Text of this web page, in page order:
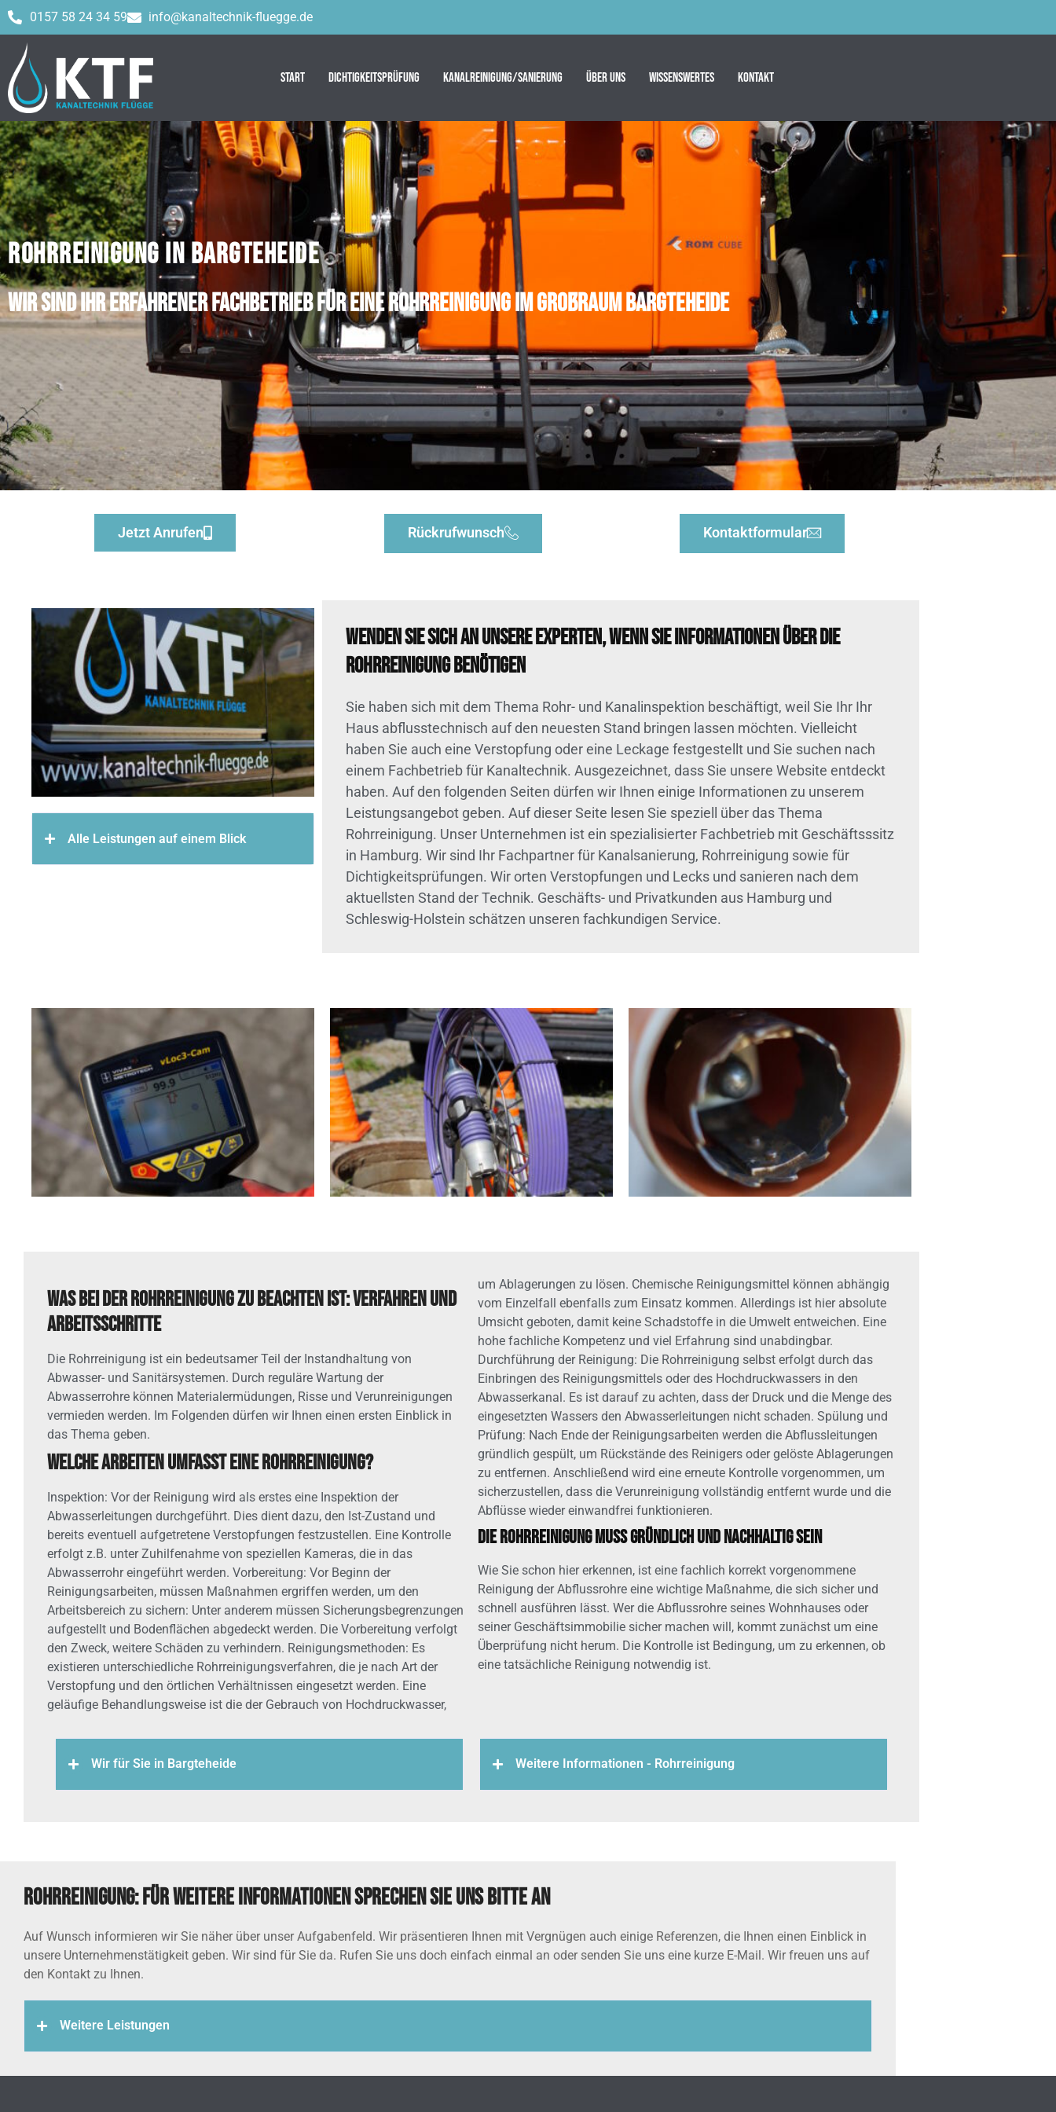
0157 58 24 34 59 info@kanaltechnik-fluegge.de
Start Dichtigkeitsprüfung Kanalreinigung/Sanierung Über uns Wissenswertes Kontakt
ROHRREINIGUNG IN BARGTEHEIDE
Wir sind Ihr erfahrener Fachbetrieb für eine Rohrreinigung im Großraum Bargteheide
Jetzt Anrufen Rückrufwunsch Kontaktformular
Alle Leistungen auf einem Blick
Wenden Sie sich an unsere Experten, wenn Sie Informationen über die
Rohrreinigung benötigen
Sie haben sich mit dem Thema Rohr- und Kanalinspektion beschäftigt, weil Sie Ihr Ihr
Haus abflusstechnisch auf den neuesten Stand bringen lassen möchten. Vielleicht
haben Sie auch eine Verstopfung oder eine Leckage festgestellt und Sie suchen nach
einem Fachbetrieb für Kanaltechnik. Ausgezeichnet, dass Sie unsere Website entdeckt
haben. Auf den folgenden Seiten dürfen wir Ihnen einige Informationen zu unserem
Leistungsangebot geben. Auf dieser Seite lesen Sie speziell über das Thema
Rohrreinigung. Unser Unternehmen ist ein spezialisierter Fachbetrieb mit Geschäftsssitz
in Hamburg. Wir sind Ihr Fachpartner für Kanalsanierung, Rohrreinigung sowie für
Dichtigkeitsprüfungen. Wir orten Verstopfungen und Lecks und sanieren nach dem
aktuellsten Stand der Technik. Geschäfts- und Privatkunden aus Hamburg und
Schleswig-Holstein schätzen unseren fachkundigen Service.
Was bei der Rohrreinigung zu beachten ist: Verfahren und
Arbeitsschritte
Die Rohrreinigung ist ein bedeutsamer Teil der Instandhaltung von
Abwasser- und Sanitärsystemen. Durch reguläre Wartung der
Abwasserrohre können Materialermüdungen, Risse und Verunreinigungen
vermieden werden. Im Folgenden dürfen wir Ihnen einen ersten Einblick in
das Thema geben.
Welche Arbeiten umfasst eine Rohrreinigung?
Inspektion: Vor der Reinigung wird als erstes eine Inspektion der
Abwasserleitungen durchgeführt. Dies dient dazu, den Ist-Zustand und
bereits eventuell aufgetretene Verstopfungen festzustellen. Eine Kontrolle
erfolgt z.B. unter Zuhilfenahme von speziellen Kameras, die in das
Abwasserrohr eingeführt werden. Vorbereitung: Vor Beginn der
Reinigungsarbeiten, müssen Maßnahmen ergriffen werden, um den
Arbeitsbereich zu sichern: Unter anderem müssen Sicherungsbegrenzungen
aufgestellt und Bodenflächen abgedeckt werden. Die Vorbereitung verfolgt
den Zweck, weitere Schäden zu verhindern. Reinigungsmethoden: Es
existieren unterschiedliche Rohrreinigungsverfahren, die je nach Art der
Verstopfung und den örtlichen Verhältnissen eingesetzt werden. Eine
geläufige Behandlungsweise ist die der Gebrauch von Hochdruckwasser,
um Ablagerungen zu lösen. Chemische Reinigungsmittel können abhängig
vom Einzelfall ebenfalls zum Einsatz kommen. Allerdings ist hier absolute
Umsicht geboten, damit keine Schadstoffe in die Umwelt entweichen. Eine
hohe fachliche Kompetenz und viel Erfahrung sind unabdingbar.
Durchführung der Reinigung: Die Rohrreinigung selbst erfolgt durch das
Einbringen des Reinigungsmittels oder des Hochdruckwassers in den
Abwasserkanal. Es ist darauf zu achten, dass der Druck und die Menge des
eingesetzten Wassers den Abwasserleitungen nicht schaden. Spülung und
Prüfung: Nach Ende der Reinigungsarbeiten werden die Abflussleitungen
gründlich gespült, um Rückstände des Reinigers oder gelöste Ablagerungen
zu entfernen. Anschließend wird eine erneute Kontrolle vorgenommen, um
sicherzustellen, dass die Verunreinigung vollständig entfernt wurde und die
Abflüsse wieder einwandfrei funktionieren.
Die Rohrreinigung muss gründlich und nachhaltig sein
Wie Sie schon hier erkennen, ist eine fachlich korrekt vorgenommene
Reinigung der Abflussrohre eine wichtige Maßnahme, die sich sicher und
schnell ausführen lässt. Wer die Abflussrohre seines Wohnhauses oder
seiner Geschäftsimmobilie sicher machen will, kommt zunächst um eine
Überprüfung nicht herum. Die Kontrolle ist Bedingung, um zu erkennen, ob
eine tatsächliche Reinigung notwendig ist.
Wir für Sie in Bargteheide Weitere Informationen - Rohrreinigung
Rohrreinigung: Für weitere Informationen sprechen Sie uns bitte an
Auf Wunsch informieren wir Sie näher über unser Aufgabenfeld. Wir präsentieren Ihnen mit Vergnügen auch einige Referenzen, die Ihnen einen Einblick in
unsere Unternehmenstätigkeit geben. Wir sind für Sie da. Rufen Sie uns doch einfach einmal an oder senden Sie uns eine kurze E-Mail. Wir freuen uns auf
den Kontakt zu Ihnen.
Weitere Leistungen